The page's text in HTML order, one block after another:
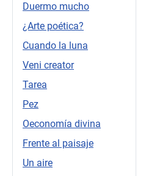
Duermo mucho
¿Arte poética?
Cuando la luna
Veni creator
Tarea
Pez
Oeconomía divina
Frente al paisaje
Un aire